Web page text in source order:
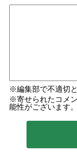
編集部で不適切
寄せられたコメ
能性がございます